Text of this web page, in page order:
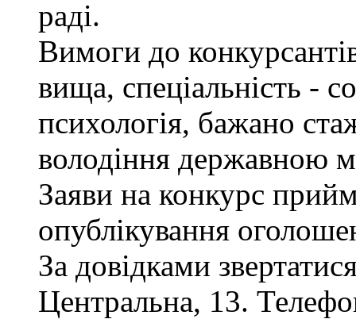
раді.
Вимоги до
вища, спеціальність -
психологія, бажано
володіння державною
Заяви на конкурс
опублікування
За довідками
Центральна, 13.